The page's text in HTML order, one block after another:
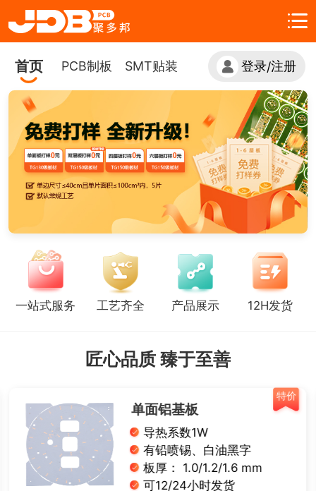
首页 PCB制板 SMT贴装 登录/注册
一站式服务 工艺齐全 产品展示 12H发货
匠心品质 臻于至善
特价
单面铝基板
导热系数1W
有铅喷锡、白油黑字
板厚： 1.0/1.2/1.6 mm
可12/24小时发货